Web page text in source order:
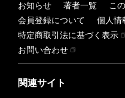
お知らせ 著者一覧
こ
会員登録について
個人情
特定商取引法に基づく表示
お問い合わせ
関連サイト